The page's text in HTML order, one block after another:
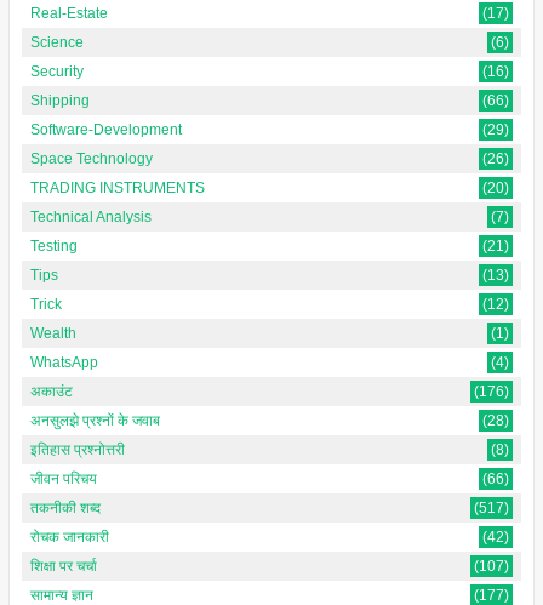
Real-Estate
(17)
Science
(6)
Security
(16)
Shipping
(66)
Software-Development
(29)
Space Technology
(26)
TRADING INSTRUMENTS
(20)
Technical Analysis
(7)
Testing
(21)
Tips
(13)
Trick
(12)
Wealth
(1)
WhatsApp
(4)
अकाउंट
(176)
अनसुलझे प्रश्नों के जवाब
(28)
इतिहास प्रश्नोत्तरी
(8)
जीवन परिचय
(66)
तकनीकी शब्द
(517)
रोचक जानकारी
(42)
शिक्षा पर चर्चा
(107)
सामान्य ज्ञान
(177)